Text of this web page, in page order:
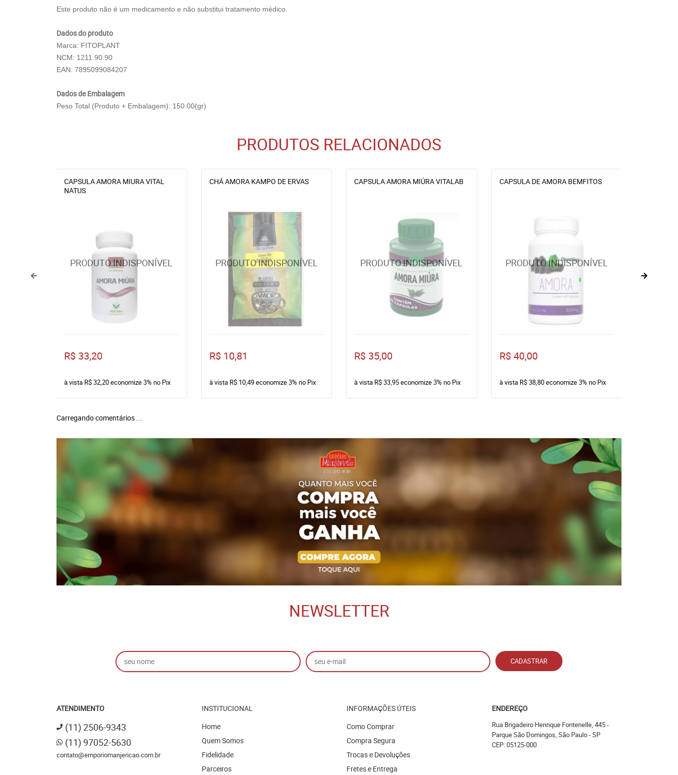
Este produto não é um medicamento e não substitui tratamento médico.
Dados do produto
Marca: FITOPLANT
NCM: 1211.90.90
EAN: 7895099084207
Dados de Embalagem
Peso Total (Produto + Embalagem): 150.00(gr)
PRODUTOS RELACIONADOS
CAPSULA AMORA MIURA VITAL
NATUS
R$ 33,20
à vista R$ 32,20economize3% no Pix
CHÁ AMORA KAMPO DE ERVAS
R$ 10,81
à vista R$ 10,49economize3% no Pix
CAPSULA AMORA MIÚRA VITALAB
R$ 35,00
à vista R$ 33,95economize3% no Pix
CAPSULA DE AMORA BEMFITOS
R$ 40,00
à vista R$ 38,80economize3% no Pix
Carregando comentários ...
NEWSLETTER
CADASTRAR
ATENDIMENTO
(11) 2506-9343
(11) 97052-5630
contato@emporiomanjericao.com.br
INSTITUCIONAL
Home
Quem Somos
Fidelidade
Parceiros
INFORMAÇÕES ÚTEIS
Como Comprar
Compra Segura
Trocas e Devoluções
Fretes e Entrega
ENDEREÇO
Rua Brigadeiro Henrique Fontenelle, 445-
Parque São Domingos, São Paulo-SP
CEP: 05125-000